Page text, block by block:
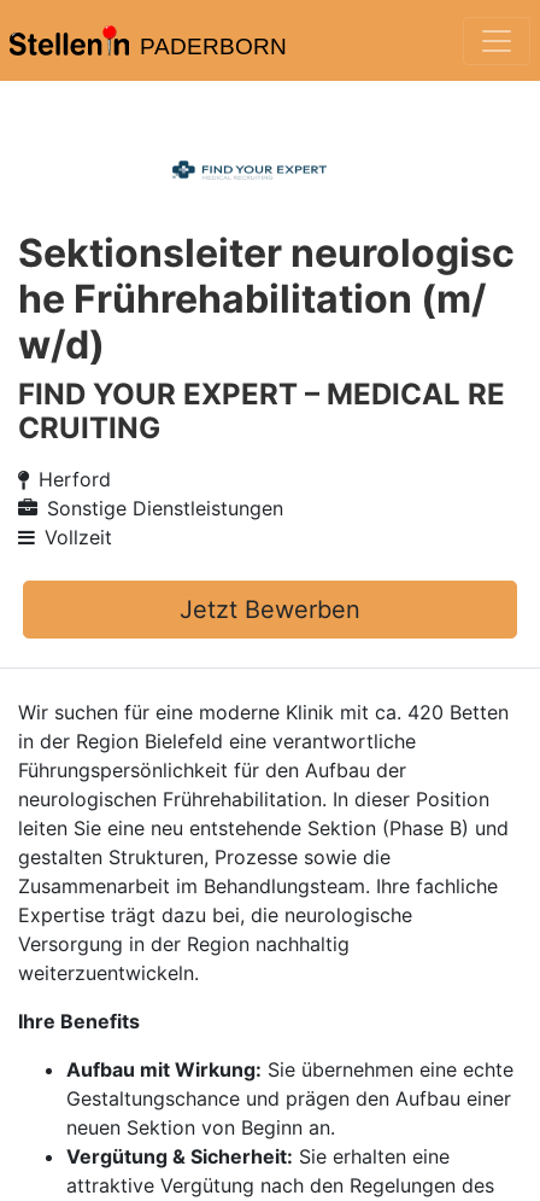
PADERBORN
Sektionsleiter neurologisc
he Frührehabilitation (m/
w/d)
FIND YOUR EXPERT – MEDICAL RE
CRUITING
Herford
Sonstige Dienstleistungen
Vollzeit
Jetzt Bewerben
Wir suchen für eine moderne Klinik mit ca. 420 Betten
in der Region Bielefeld eine verantwortliche
Führungspersönlichkeit für den Aufbau der
neurologischen Frührehabilitation. In dieser Position
leiten Sie eine neu entstehende Sektion (Phase B) und
gestalten Strukturen, Prozesse sowie die
Zusammenarbeit im Behandlungsteam. Ihre fachliche
Expertise trägt dazu bei, die neurologische
Versorgung in der Region nachhaltig
weiterzuentwickeln.
Ihre Benefits
Aufbau mit Wirkung: Sie übernehmen eine echte
Gestaltungschance und prägen den Aufbau einer
neuen Sektion von Beginn an.
Vergütung & Sicherheit: Sie erhalten eine
attraktive Vergütung nach den Regelungen des